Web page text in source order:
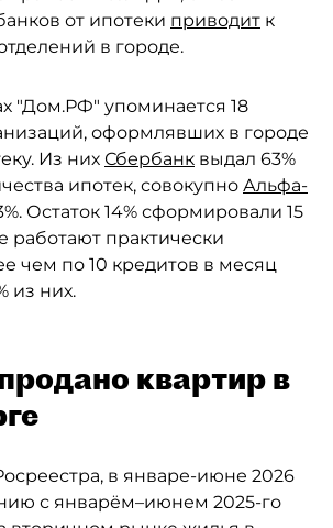
от ипотеки приводит к
в городе.
"Дом.РФ" упоминается 18
оформлявших в городе
Из них Сбербанк выдал 63%
ипотек, совокупно Альфа-
Остаток 14% сформировали 15
работают практически
чем по 10 кредитов в месяц
из них.
квартир в
в январе-июне 2026
с январём–июнем 2025-го